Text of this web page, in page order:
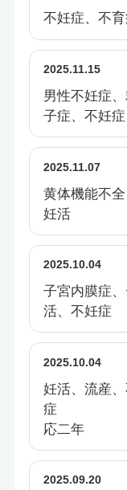
不妊症、不
2025.11.15
男性不妊症
子症、不妊
2025.11.07
黄体機能不
妊活
2025.10.04
子宮内膜症
活、不妊
2025.10.04
妊活、流産
症
応二年
2025.09.20